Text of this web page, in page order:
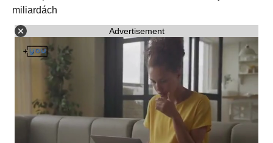
miliardách
Advertisement